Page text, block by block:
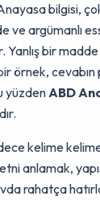
bilgisi,
ve argümanlı
Yanlış bir
örnek, cevabın
yüzdenABD
kelime
anlamak,
rahatça